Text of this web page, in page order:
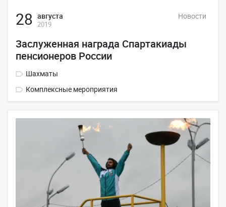
28 августа
2019
Новости
Заслуженная награда Спартакиады
пенсионеров России
Шахматы
Комплексные мероприятия